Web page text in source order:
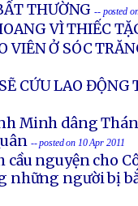
THƯỜNG -- posted
VÌ THIẾC
VIÊN Ở SÓC
CỨU LAO ĐỘNG
Minh dâng
-- posted on 10 Apr 2011
cầu nguyện cho
những người bị